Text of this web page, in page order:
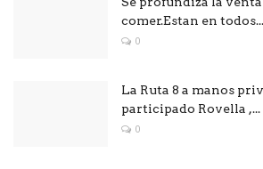
comer.Estan en todos...
0
La Ruta 8 a manos
participado Rovella ,...
0